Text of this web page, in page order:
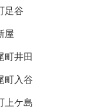
足谷
屋
町井田
町入谷
上ケ島